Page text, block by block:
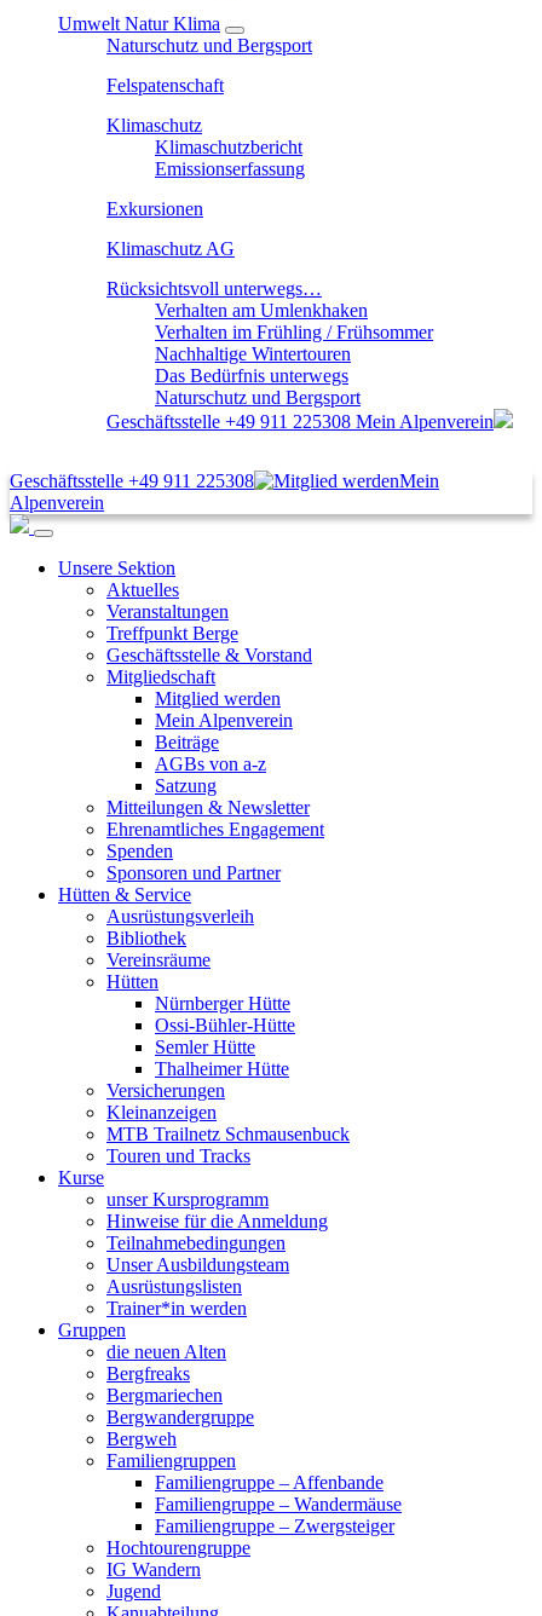
Umwelt Natur Klima
Naturschutz und Bergsport
Felspatenschaft
Klimaschutz
Klimaschutzbericht
Emissionserfassung
Exkursionen
Klimaschutz AG
Rücksichtsvoll unterwegs…
Verhalten am Umlenkhaken
Verhalten im Frühling / Frühsommer
Nachhaltige Wintertouren
Das Bedürfnis unterwegs
Naturschutz und Bergsport
Geschäftsstelle +49 911 225308 Mein Alpenverein
Geschäftsstelle +49 911 225308
Mein
Alpenverein
Unsere Sektion
Aktuelles
Veranstaltungen
Treffpunkt Berge
Geschäftsstelle & Vorstand
Mitgliedschaft
Mitglied werden
Mein Alpenverein
Beiträge
AGBs von a-z
Satzung
Mitteilungen & Newsletter
Ehrenamtliches Engagement
Spenden
Sponsoren und Partner
Hütten & Service
Ausrüstungsverleih
Bibliothek
Vereinsräume
Hütten
Nürnberger Hütte
Ossi-Bühler-Hütte
Semler Hütte
Thalheimer Hütte
Versicherungen
Kleinanzeigen
MTB Trailnetz Schmausenbuck
Touren und Tracks
Kurse
unser Kursprogramm
Hinweise für die Anmeldung
Teilnahmebedingungen
Unser Ausbildungsteam
Ausrüstungslisten
Trainer*in werden
Gruppen
die neuen Alten
Bergfreaks
Bergmariechen
Bergwandergruppe
Bergweh
Familiengruppen
Familiengruppe – Affenbande
Familiengruppe – Wandermäuse
Familiengruppe – Zwergsteiger
Hochtourengruppe
IG Wandern
Jugend